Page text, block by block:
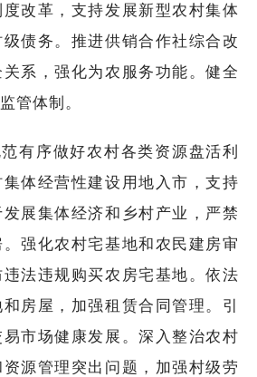
改革，支持发展新型农村集体
债务。推进供销合作社综合改
系，强化为农服务功能。健全
管体制。
范有序做好农村各类资源盘活利
体经营性建设用地入市，支持
展集体经济和乡村产业，严禁
强化农村宅基地和农民建房审
法违规购买农房宅基地。依法
房屋，加强租赁合同管理。引
市场健康发展。深入整治农村
源管理突出问题，加强村级劳